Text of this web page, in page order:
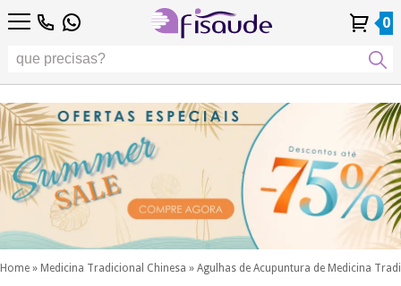
Pessoal
Encomendas
4,8 4,8
Diferenciais
Fisaude
Ocasião
SUMMER
SALE
Fisioterapia
Podología
Estética,
dermocosmética
e medicina
estética
Wellness,
qualidade
de vida e
cuidado
corporal
PT
DE
0
Home » Medicina Tradicional Chinesa » Agulhas de Acupuntura de Medicina
Pessoal
Encomendas
4,8
Diferenciais
Fisaude
Ocasião
SUMMER
SALE
Fisioterapia
Estética,
dermocosmética
e medicina
estética
Wellness,
qualidade
PT
DE